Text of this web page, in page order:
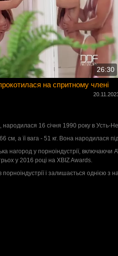
26:30
на спритному члені
16 січня 1990 року в Усть-
а її вага - 51 кг. Вона народилася
нагород у порноіндустрії,
у 2016 році на XBIZ Awards.
і залишається однією з